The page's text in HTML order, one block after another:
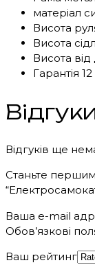
матеріал
Висота
Висота
Висота
Гарантія 12
Відгуків ще
Станьте
Ваша e-mail
Обов’язкові
Ваш рейтинг